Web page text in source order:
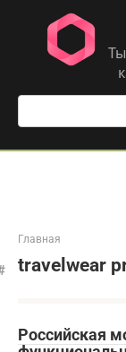
контенту
Поиск:
Главная
travelwear
Российская